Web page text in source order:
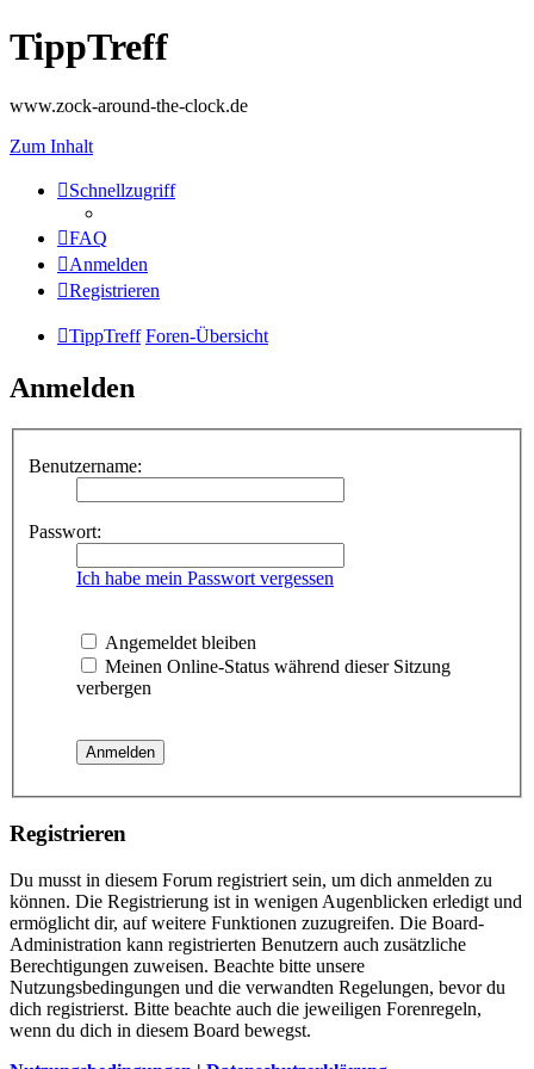
TippTreff
www.zock-around-the-clock.de
Zum Inhalt
Schnellzugriff
FAQ
Anmelden
Registrieren
TippTreff Foren-Übersicht
Anmelden
Benutzername:
Passwort:
Ich habe mein Passwort vergessen
Angemeldet bleiben
Meinen Online-Status während dieser Sitzung
verbergen
Registrieren
Du musst in diesem Forum registriert sein, um dich anmelden zu
können. Die Registrierung ist in wenigen Augenblicken erledigt und
ermöglicht dir, auf weitere Funktionen zuzugreifen. Die Board-
Administration kann registrierten Benutzern auch zusätzliche
Berechtigungen zuweisen. Beachte bitte unsere
Nutzungsbedingungen und die verwandten Regelungen, bevor du
dich registrierst. Bitte beachte auch die jeweiligen Forenregeln,
wenn du dich in diesem Board bewegst.